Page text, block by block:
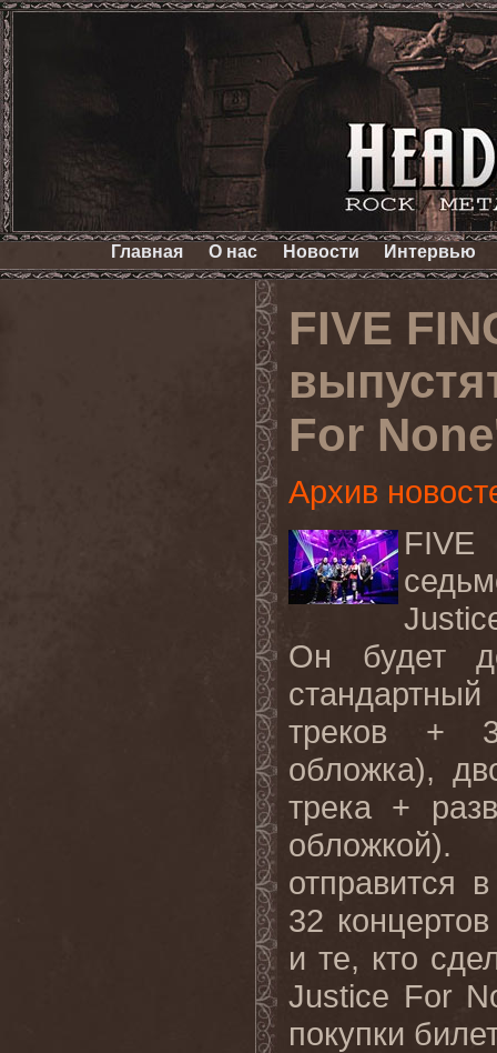
Главная О нас Новости Интервью
FIVE
For
Архив
FIVE
Он будет
стандартный
треков + 3
обложка),
трека +
отправится
32
и те, кто
Justice For
покупки